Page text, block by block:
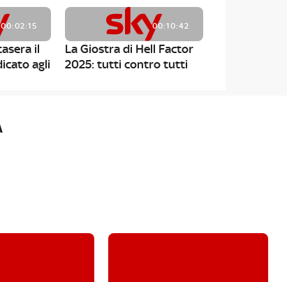
00:02:15
il
agli
00:10:42
La Giostra di Hell Factor
2025: tutti contro tutti